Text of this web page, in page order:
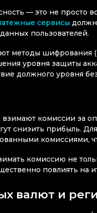
— это не просто
сервисы
пользователей.
методы шифрования
уровня защиты
должного уровня
комиссии за
снизить прибыль.
комиссиями,
комиссию не
повлиять на
валют и